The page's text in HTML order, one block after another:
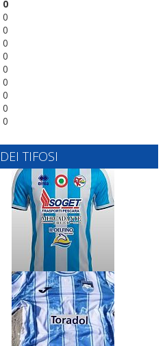
0
0
0
0
0
0
0
0
0
0
TIFOSI